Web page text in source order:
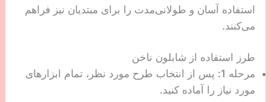
استفاده آسان و طولانی‌مدت را برای مبتدیان نیز فراهم
می‌کنند.
طرز استفاده از شابلون ناخن
مرحله 1: پس از انتخاب طرح مورد نظر، تمام ابزارهای
مورد نیاز را آماده کنید.